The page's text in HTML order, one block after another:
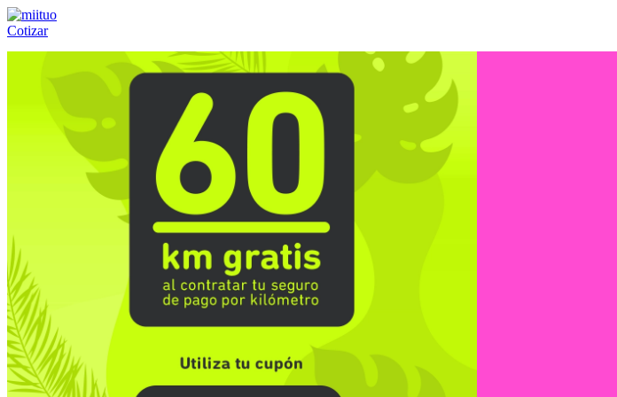
Cotizar
(55) 84-21-05-00ó800-953-00-59